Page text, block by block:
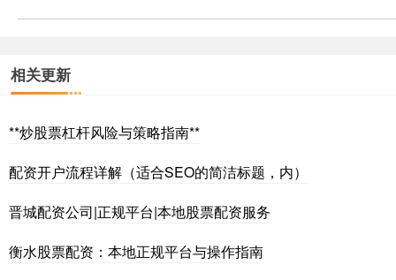
相关更新
**炒股票杠杆风险与策略指南**
配资开户流程详解（适合SEO的简洁标题，内）
晋城配资公司|正规平台|本地股票配资服务
衡水股票配资：本地正规平台与操作指南